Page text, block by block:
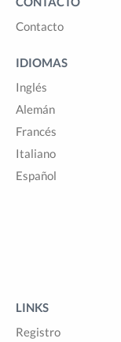
Contacto
IDIOMAS
Inglés
Alemán
Francés
Italiano
Español
LINKS
Registro